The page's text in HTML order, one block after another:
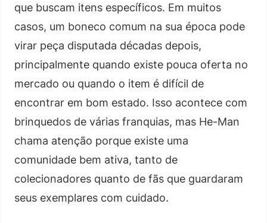
que buscam itens específicos. Em muitos
casos, um boneco comum na sua época pode
virar peça disputada décadas depois,
principalmente quando existe pouca oferta no
mercado ou quando o item é difícil de
encontrar em bom estado. Isso acontece com
brinquedos de várias franquias, mas He-Man
chama atenção porque existe uma
comunidade bem ativa, tanto de
colecionadores quanto de fãs que guardaram
seus exemplares com cuidado.